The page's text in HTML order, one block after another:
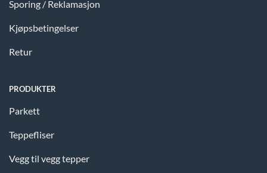
Sporing / Reklamasjon
Kjøpsbetingelser
Retur
PRODUKTER
Parkett
Teppefliser
Vegg til vegg tepper